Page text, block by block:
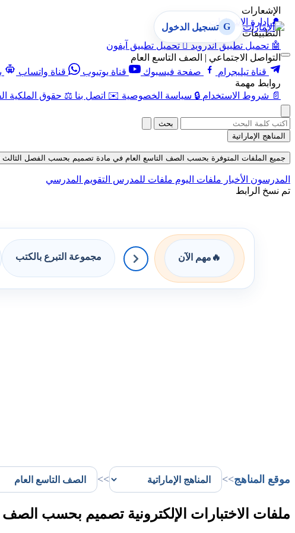
الإشعارات
🔔 إدارة الإشعارات
التطبيقات
🤖 تحميل تطبيق أندرويد  تحميل تطبيق آيفون
التواصل الاجتماعي | الصف التاسع العام
قناة تيليجرام
صفحة فيسبوك قناة يوتيوب قناة واتساب
روابط مهمة
📄 شروط الاستخدام 🔒 سياسة الخصوصية ✉️ اتصل بنا ⚖️ حقوق الملكية
G تسجيل الدخول
بحث
المناهج الإماراتية
جميع الملفات المتوفرة بحسب الصف التاسع العام في مادة تصميم بحسب الفصل الثالث في قسم
المدرسون الأخبار ملفات اليوم ملفات للمدرس التقويم المدرسي
تم نسخ الرابط
🔥 مهم الآن مجموعة التبرع بالكتب
موقع المناهج>>
>>
ملفات الاختبارات الإلكترونية تصميم بحسب الصف